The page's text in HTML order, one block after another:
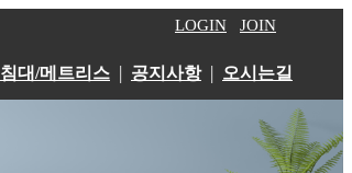
LOGIN JOIN
침대/메트리스 | 공지사항 | 오시는길